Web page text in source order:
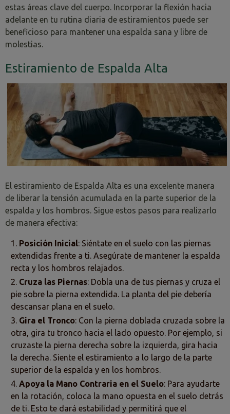
estas áreas clave del cuerpo. Incorporar la flexión hacia
adelante en tu rutina diaria de estiramientos puede ser
beneficioso para mantener una espalda sana y libre de
molestias.
Estiramiento de Espalda Alta
El estiramiento de Espalda Alta es una excelente manera
de liberar la tensión acumulada en la parte superior de la
espalda y los hombros. Sigue estos pasos para realizarlo
de manera efectiva:
Posición Inicial: Siéntate en el suelo con las piernas
extendidas frente a ti. Asegúrate de mantener la espalda
recta y los hombros relajados.
Cruza las Piernas: Dobla una de tus piernas y cruza el
pie sobre la pierna extendida. La planta del pie debería
descansar plana en el suelo.
Gira el Tronco: Con la pierna doblada cruzada sobre la
otra, gira tu tronco hacia el lado opuesto. Por ejemplo, si
cruzaste la pierna derecha sobre la izquierda, gira hacia
la derecha. Siente el estiramiento a lo largo de la parte
superior de la espalda y en los hombros.
Apoya la Mano Contraria en el Suelo: Para ayudarte
en la rotación, coloca la mano opuesta en el suelo detrás
de ti. Esto te dará estabilidad y permitirá que el